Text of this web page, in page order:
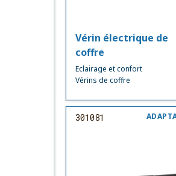
Vérin électrique de
coffre
Eclairage et confort
Vérins de coffre
301081